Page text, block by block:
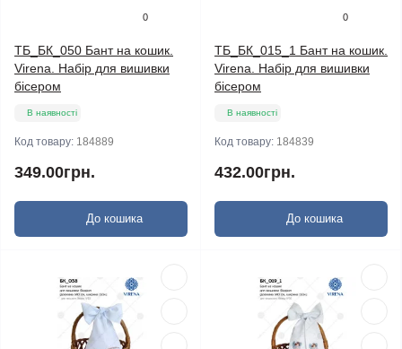
0
ТБ_БК_050 Бант на кошик.
Virena. Набір для вишивки
бісером
В наявності
Код товару: 184889
349.00грн.
До кошика
0
ТБ_БК_015_1 Бант на кошик.
Virena. Набір для вишивки
бісером
В наявності
Код товару: 184839
432.00грн.
До кошика